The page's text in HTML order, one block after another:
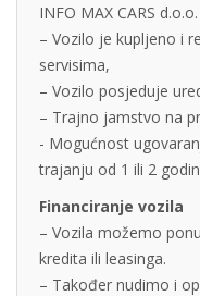
INFO MAX CARS
– Vozilo je kupljeno i
servisima,
– Vozilo posjeduje
– Trajno jamstvo na
- Mogućnost
trajanju od 1 ili 2
Financiranje vozila
– Vozila možemo
kredita ili leasinga.
– Također nudimo i